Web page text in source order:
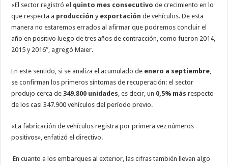
«El sector registró el quinto mes consecutivode crecimiento en lo
que respecta a produccióny exportación de vehículos. De esta
manera no estaremos errados al afirmar que podremos concluir el
año en positivo luego de tres años de contracción, como fueron 2014,
2015 y 2016″, agregó Maier.
En este sentido, si se analiza el acumulado de enero a septiembre
se confirman los primeros síntomas de recuperación: el sector
produjo cerca de349.800 unidades , es decir, un 0,5% más respecto
de los casi 347.900 vehículos del período previo.
«La fabricación de vehículos registra por primera vez números
positivos», enfatizó el directivo.
En cuanto a los embarques al exterior, las cifras también llevan algo